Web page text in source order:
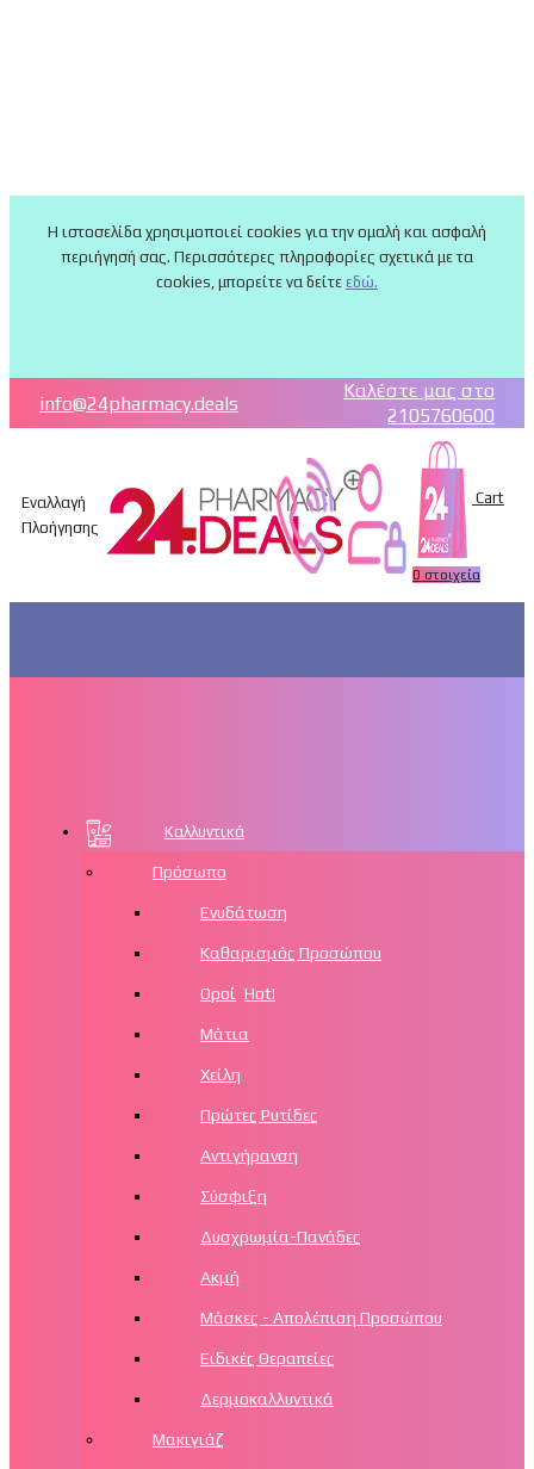
Η ιστοσελίδα χρησιμοποιεί cookies για την ομαλή και ασφαλή
περιήγησή σας. Περισσότερες πληροφορίες σχετικά με τα
cookies, μπορείτε να δείτε εδώ.
info@24pharmacy.deals
Καλέστε μας στο
2105760600
Εναλλαγή
Πλοήγησης
Cart
0 στοιχεία
Καλλυντικά
Πρόσωπο
Ενυδάτωση
Καθαρισμός Προσώπου
Οροί Hot!
Μάτια
Χείλη
Πρώτες Ρυτίδες
Αντιγήρανση
Σύσφιξη
Δυσχρωμία-Πανάδες
Ακμή
Μάσκες - Απολέπιση Προσώπου
Ειδικές Θεραπείες
Δερμοκαλλυντικά
Μακιγιάζ